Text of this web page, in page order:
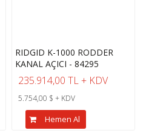
RIDGID K-1000 RODDER
KANAL AÇICI - 84295
235.914,00 TL + KDV
5.754,00 $ + KDV
Hemen Al